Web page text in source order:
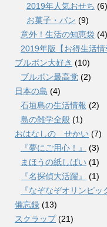
2019年人気おせち (6)
お菓子・パン (9)
意外！生活の知恵袋 (4)
2019年版【お得生活情
ブルボン大好き (10)
ブルボン最高党 (2)
日本の島 (4)
石垣島の生活情報 (2)
島の雑学全般 (1)
おはなしの せかい (7)
『夢にご用心！』
(3)
まほうの紙しばい (1)
『名探偵大活躍』
(1)
『なぞなぞオリンピッ
備忘録 (13)
スクラップ(21)